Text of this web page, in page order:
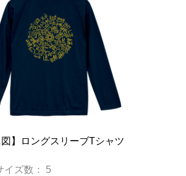
図】ロングスリーブTシャツ
イズ数： 5